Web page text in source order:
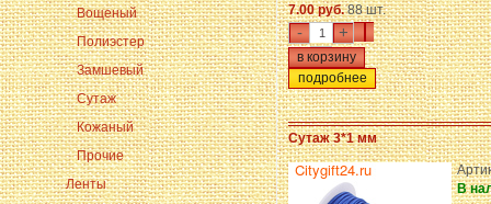
Вощеный
Полиэстер
Замшевый
Сутаж
Кожаный
Прочие
Ленты
7.00 руб.88 шт.
- +
подробнее
Сутаж 3*1 мм
В